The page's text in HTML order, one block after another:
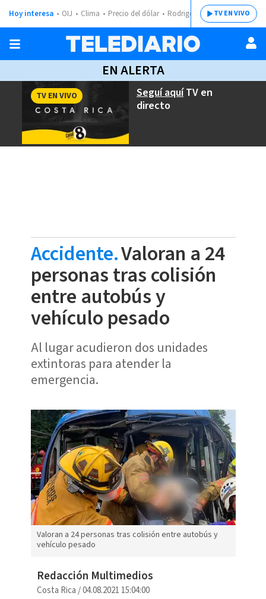
Hoy interesa OIJ Clima Precio del dólar Rodrigo ChavesTV EN VIVO
EN ALERTA
Seguí aquíTV en
directo
TV EN VIVO
Accidente.Valoran a 24
personas tras colisión
entre autobús y
vehículo pesado
Al lugar acudieron dos unidades
extintoras para atender la
emergencia.
Valoran a 24 personas tras colisión entre autobús y
vehículo pesado
Redacción Multimedios
Costa Rica /04.08.2021 15:04:00